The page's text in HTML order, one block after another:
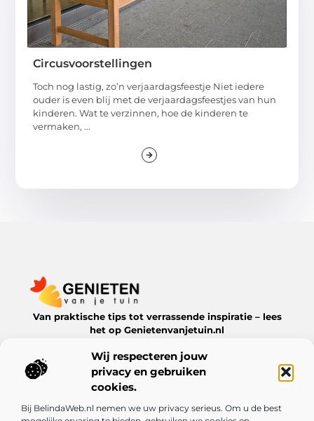
Wij respecteren jouw
privacy en gebruiken
cookies.
Bij BelindaWeb.nl nemen we uw privacy serieus. Om u de best
Circusvoorstellingen
Toch nog lastig, zo’n verjaardagsfeestje Niet iedere
ouder is even blij met de verjaardagsfeestjes van hun
kinderen. Wat te verzinnen, hoe de kinderen te
vermaken, ...
Van praktische tips tot verrassende inspiratie – lees
het op Genietenvanjetuin.nl
leefomgeving te bieden heeft.
Bericht categorie